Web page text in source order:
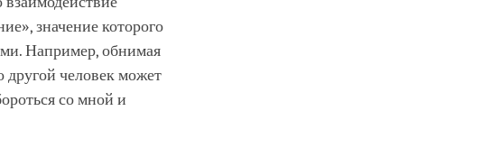
значение которого
Например, обнимая
другой человек может
со мной и